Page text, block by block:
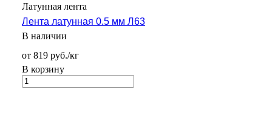
Латунная лента
Лента латунная 0.5 мм Л63
В наличии
от 819 руб./кг
В корзину